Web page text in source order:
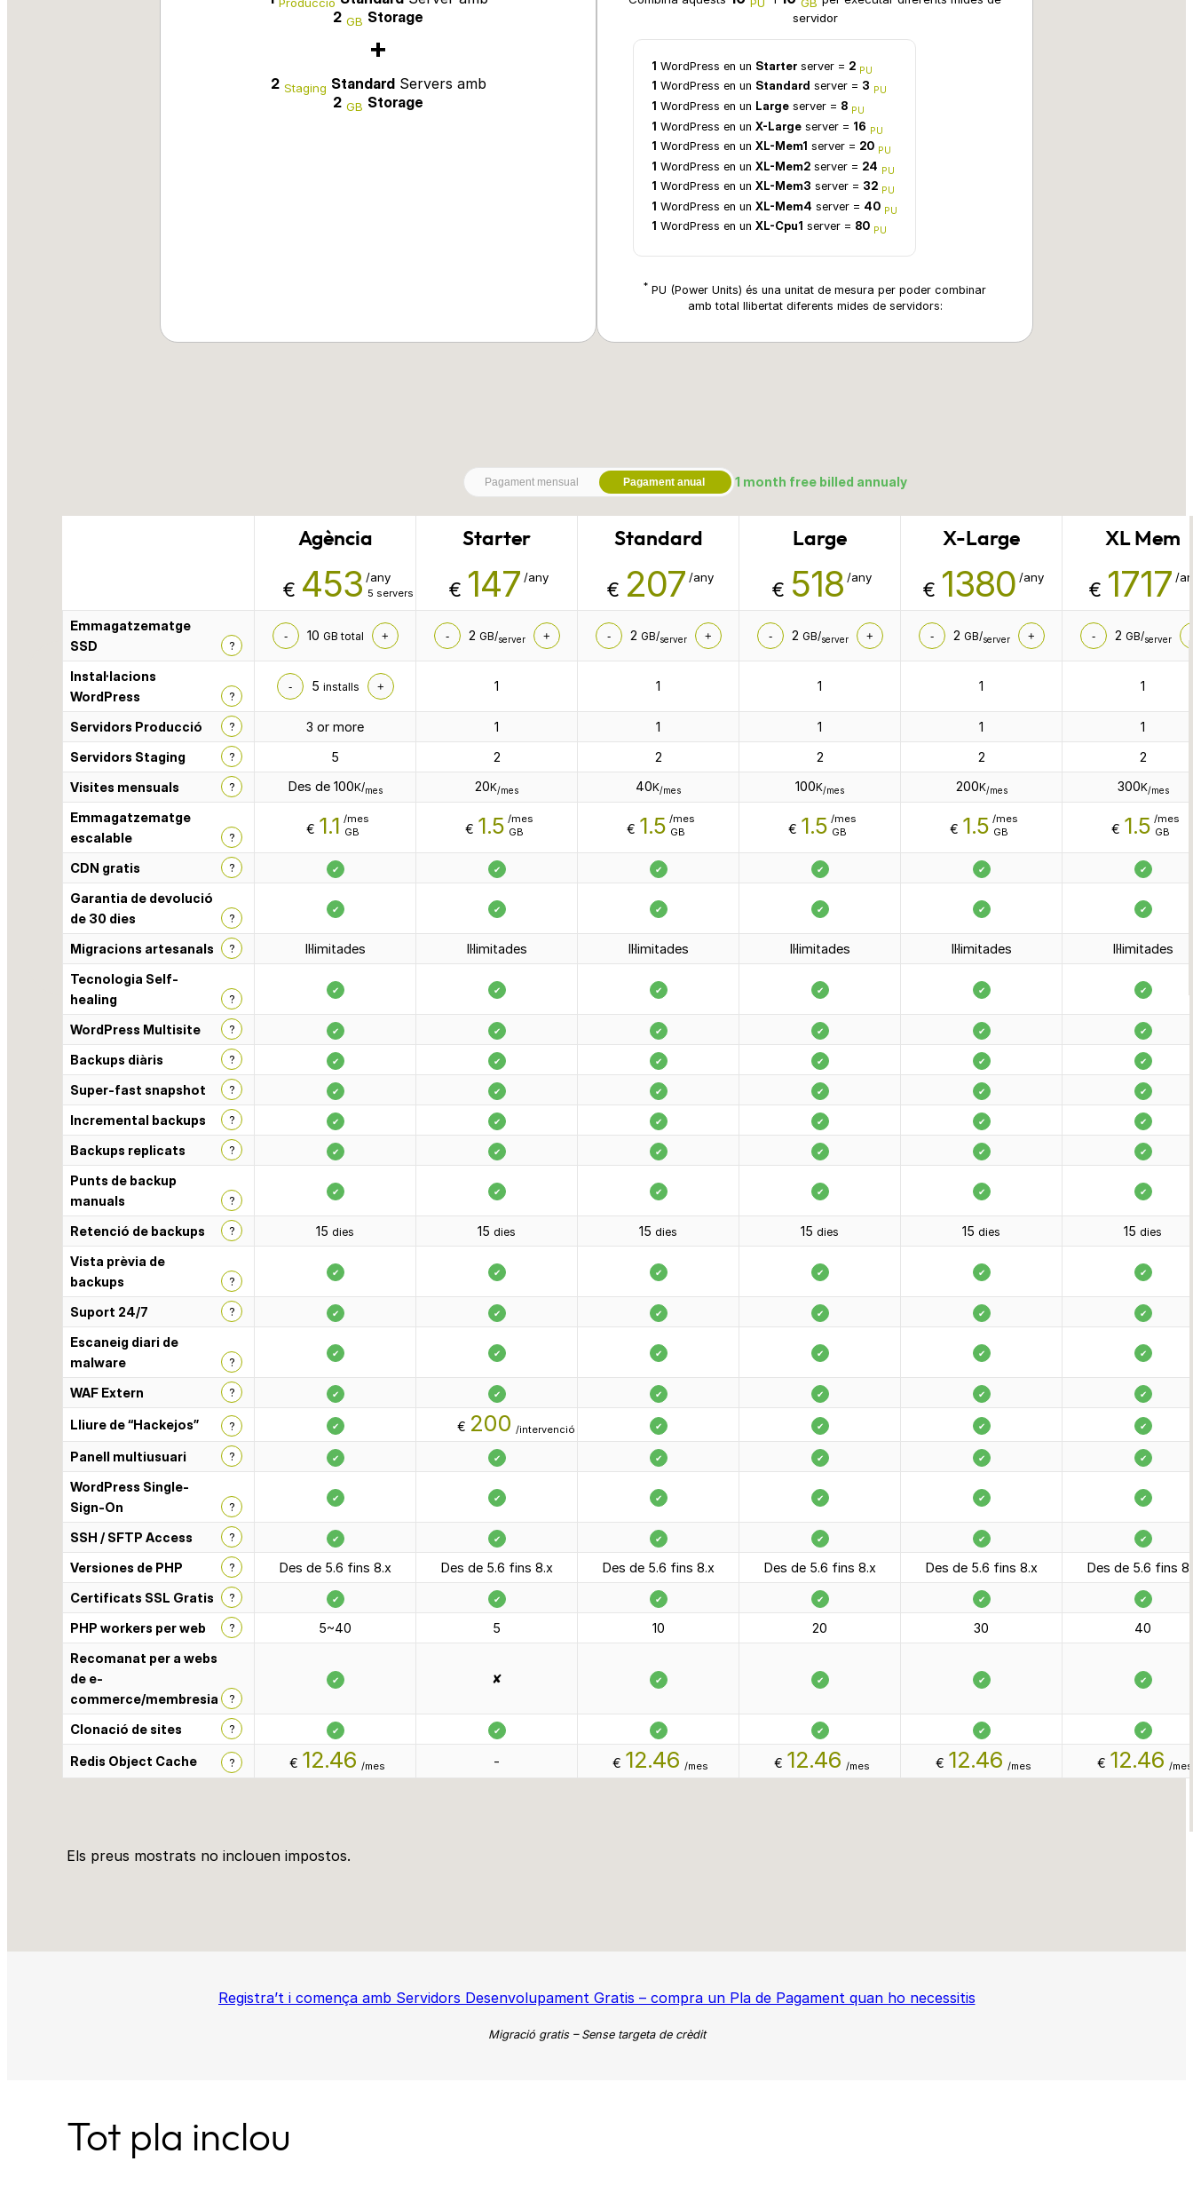
2 GB Storage
+
2 Staging StandardServers amb
2 GB Storage
servidor
1 WordPress en un Starter server = 2 PU
1 WordPress en un Standard server = 3 PU
1 WordPress en un Large server = 8 PU
1 WordPress en un X-Large server = 16 PU
1 WordPress en un XL-Mem1 server = 20 PU
1 WordPress en un XL-Mem2 server = 24 PU
1 WordPress en un XL-Mem3 server = 32 PU
1 WordPress en un XL-Mem4 server = 40 PU
1 WordPress en un XL-Cpu1 server = 80 PU
* PU (Power Units) és una unitat de mesura per poder combinar
amb total llibertat diferents mides de servidors:
Pagament mensual Pagament anual 1 month free billed annualy
Agència
€ 453 /any
5 servers
Starter
€ 147 /any
Standard
€ 207 /any
Large
€ 518 /any
X-Large
€ 1380 /any
XL Mem
€ 1717 /
Emmagatzematge
SSD
?
- 10 GB total + - 2 GB/server + - 2 GB/server + - 2 GB/server + - 2 GB/server + - 2 GB/server
Instal·lacions
WordPress
?
- 5 installs + 1 1 1 1 1
Servidors Producció ? 3 or more 1 1 1 1
1
Servidors Staging
? 5 2 2 2 2
2
Visites mensuals
? Des de 100K/mes 20K/mes 40K/mes 100K/mes 200K/mes 300K/mes
Emmagatzematge
escalable
?
€ 1.1 /mes
GB
€ 1.5 /mes
GB
€ 1.5 /mes
GB
€ 1.5 /mes
GB
€ 1.5 /mes
GB
€ 1.5 /mes
GB
CDN gratis ? ✔ ✔ ✔ ✔ ✔ ✔
Garantia de devolució
de 30 dies
?
✔ ✔ ✔ ✔ ✔ ✔
Migracions artesanals ? Il·limitades Il·limitades Il·limitades Il·limitades Il·limitades
Il·limitades
Tecnologia Self-
healing
?
✔ ✔ ✔ ✔ ✔ ✔
WordPress Multisite ? ✔ ✔ ✔ ✔ ✔ ✔
Backups diàris ? ✔ ✔ ✔ ✔ ✔ ✔
Super-fast snapshot ? ✔ ✔ ✔ ✔ ✔ ✔
Incremental backups ? ✔ ✔ ✔ ✔ ✔ ✔
Backups replicats ? ✔ ✔ ✔ ✔ ✔ ✔
Punts de backup
manuals
?
✔ ✔ ✔ ✔ ✔ ✔
Retenció de backups ? 15dies 15dies 15dies 15dies 15dies 15dies
Vista prèvia de
backups
?
✔ ✔ ✔ ✔ ✔ ✔
Suport 24/7 ? ✔ ✔ ✔ ✔ ✔ ✔
Escaneig diari de
malware
?
✔ ✔ ✔ ✔ ✔ ✔
WAF Extern ? ✔ ✔ ✔ ✔ ✔ ✔
Lliure de “Hackejos” ? ✔ € 200 /intervenció ✔ ✔ ✔ ✔
Panell multiusuari ? ✔ ✔ ✔ ✔ ✔ ✔
WordPress Single-
Sign-On
?
✔ ✔ ✔ ✔ ✔ ✔
SSH / SFTP Access ? ✔ ✔ ✔ ✔ ✔ ✔
Versiones de PHP ? Des de 5.6 fins 8.x Des de 5.6 fins 8.x Des de 5.6 fins 8.x Des de 5.6 fins 8.x Des de 5.6 fins 8.x
Des de 5.6 fins
Certificats SSL Gratis
? ✔ ✔ ✔ ✔ ✔ ✔
PHP workers per web ? 5~40 5 10 20 30
40
Recomanat per a webs
de e-
commerce/membresia
?
✔ ✘ ✔ ✔ ✔ ✔
Clonació de sites ? ✔ ✔ ✔ ✔ ✔ ✔
Redis Object Cache ? € 12.46 /mes - € 12.46 /mes € 12.46 /mes € 12.46 /mes € 12.46 /mes
Els preus mostrats no inclouen impostos.
Registra’t i comença amb Servidors Desenvolupament Gratis – compra un Pla de Pagament quan ho necessitis
Migració gratis – Sense targeta de crèdit
Tot pla inclou